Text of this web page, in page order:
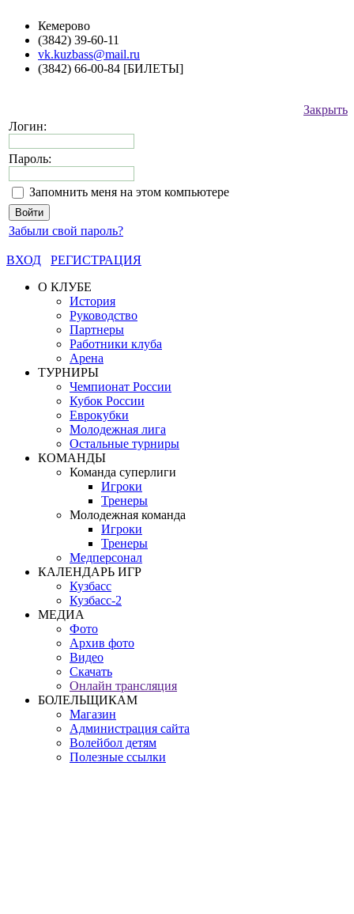
Кемерово
(3842) 39-60-11
vk.kuzbass@mail.ru
(3842) 66-00-84 [БИЛЕТЫ]
Закрыть
Логин:
Пароль:
Запомнить меня на этом компьютере
Забыли свой пароль?
ВХОД
РЕГИСТРАЦИЯ
О КЛУБЕ
История
Руководство
Партнеры
Работники клуба
Арена
ТУРНИРЫ
Чемпионат России
Кубок России
Еврокубки
Молодежная лига
Остальные турниры
КОМАНДЫ
Команда суперлиги
Игроки
Тренеры
Молодежная команда
Игроки
Тренеры
Медперсонал
КАЛЕНДАРЬ ИГР
Кузбасс
Кузбасс-2
МЕДИА
Фото
Архив фото
Видео
Скачать
Онлайн трансляция
БОЛЕЛЬЩИКАМ
Магазин
Администрация сайта
Волейбол детям
Полезные ссылки